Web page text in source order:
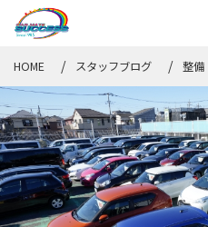
HOME スタッフブログ 整備